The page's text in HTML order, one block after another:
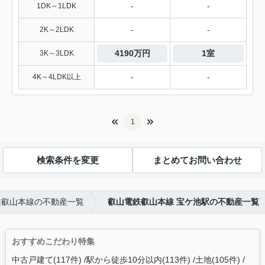
1DK～1LDK - -
2K～2LDK - -
3K～3LDK 4190万円 1室
4K～4LDK以上 - -
1
検索条件を変更 まとめてお問い合わせ
山本線の不動産一覧 叡山電鉄叡山本線 宝ケ池駅の不動産一覧
おすすめこだわり特集
中古戸建て(117件) 駅から徒歩10分以内(113件) 土地(105件)